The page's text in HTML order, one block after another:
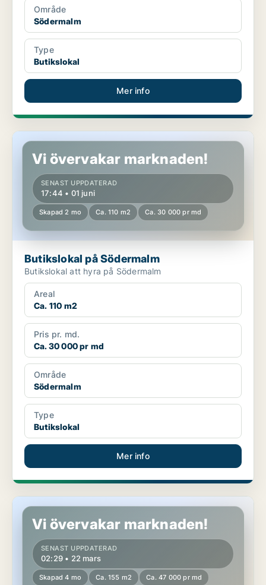
Område
Södermalm
Type
Butikslokal
Mer info
Butikslokal på Södermalm
Vi övervakar marknaden!
SENAST UPPDATERAD
17:44 • 01 juni
Skapad 2 mo Ca. 110 m2 Ca. 30 000 pr md
Butikslokal på Södermalm
Butikslokal att hyra på Södermalm
Areal
Ca. 110 m2
Pris pr. md.
Ca. 30 000 pr md
Område
Södermalm
Type
Butikslokal
Mer info
Butikslokal på Södermalm
Vi övervakar marknaden!
SENAST UPPDATERAD
02:29 • 22 mars
Skapad 4 mo Ca. 155 m2 Ca. 47 000 pr md